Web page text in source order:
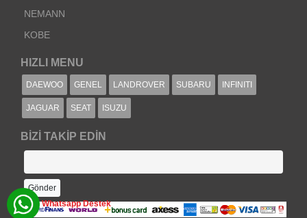
NEMANN
KOBE
HIZLI MENU
DAEWOO GENEL LANDROVER SUBARU INFINITI
JAGUAR SEAT ISUZU
BIZI TAKIP EDIN
Whatsapp Destek